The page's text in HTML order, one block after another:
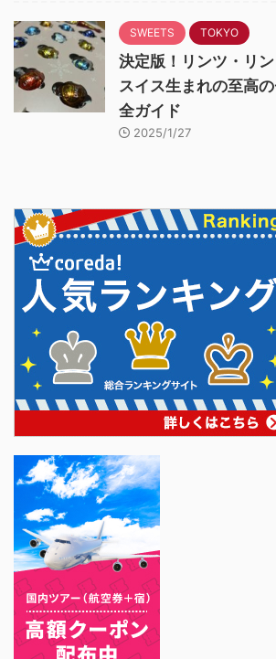
SWEETS TOKYO
決定版！リンツ・リン
スイス生まれの至高
全ガイド
2025/1/27